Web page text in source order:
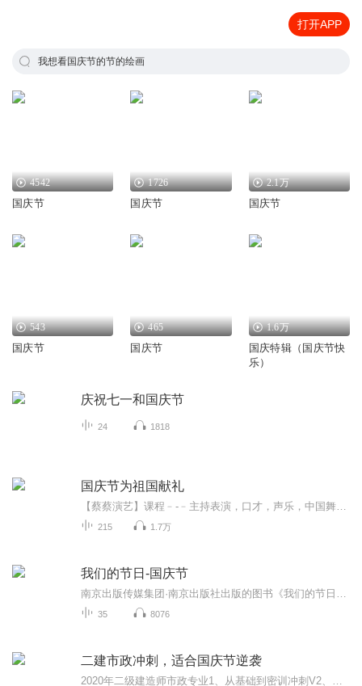
打开APP
我想看国庆节的节的绘画
4542
国庆节
1726
国庆节
2.1万
国庆节
543
国庆节
465
国庆节
1.6万
国庆特辑（国庆节快
乐）
庆祝七一和国庆节
24 1818
国庆节为祖国献礼
215 1.7万
我们的节日-国庆节
35 8076
二建市政冲刺，适合国庆节逆袭